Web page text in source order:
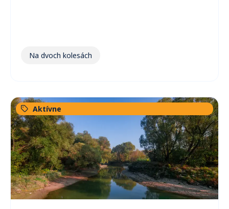
Na dvoch kolesách
Aktívne